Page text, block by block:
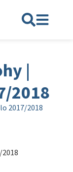
|
2018
2017/2018